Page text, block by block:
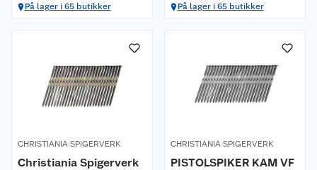
På lager i 65 butikker På lager i 65 butikker
CHRISTIANIA SPIGERVERK
Christiania Spigerverk
CHRISTIANIA SPIGERVERK
PISTOLSPIKER KAM VF